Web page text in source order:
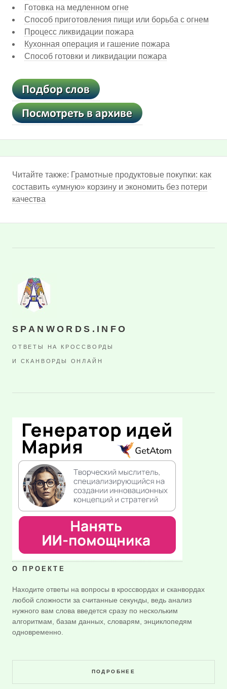
Готовка на медленном огне
Способ приготовления пищи или борьба с огнем
Процесс ликвидации пожара
Кухонная операция и гашение пожара
Способ готовки и ликвидации пожара
Читайте также: Грамотные продуктовые покупки: как
составить «умную» корзину и экономить без потери
качества
SPANWORDS.INFO
ОТВЕТЫ НА КРОССВОРДЫ
И СКАНВОРДЫ ОНЛАЙН
О ПРОЕКТЕ
Находите ответы на вопросы в кроссвордах и сканвордах
любой сложности за считанные секунды, ведь анализ
нужного вам слова введется сразу по нескольким
алгоритмам, базам данных, словарям, энциклопедям
одновременно.
ПОДРОБНЕЕ